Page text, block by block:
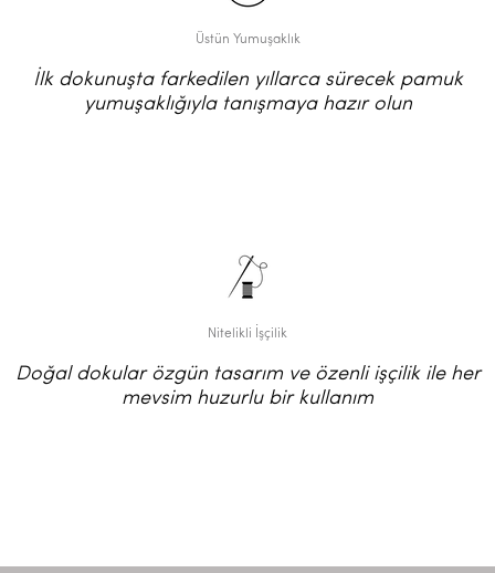
Üstün Yumuşaklık
İlk dokunuşta farkedilen yıllarca sürecek pamuk
yumuşaklığıyla tanışmaya hazır olun
Nitelikli İşçilik
Doğal dokular özgün tasarım ve özenli işçilik ile her
mevsim huzurlu bir kullanım